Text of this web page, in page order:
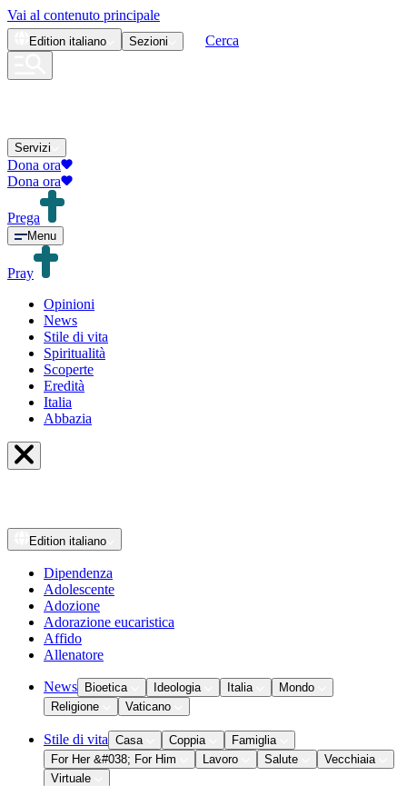
Vai al contenuto principale
Edition italiano Sezioni Cerca
Servizi
Dona ora
Dona ora
Prega
Menu
Pray
Opinioni
News
Stile di vita
Spiritualità
Scoperte
Eredità
Italia
Abbazia
Edition italiano
Dipendenza
Adolescente
Adozione
Adorazione eucaristica
Affido
Allenatore
News Bioetica Ideologia Italia
Mondo
Religione
Vaticano
Stile di vita Casa Coppia
Famiglia
For Her &#038; For Him
Lavoro Salute
Vecchiaia
Virtuale